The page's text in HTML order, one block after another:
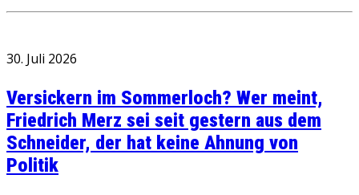
30. Juli 2026
Versickern im Sommerloch? Wer meint,
Friedrich Merz sei seit gestern aus dem
Schneider, der hat keine Ahnung von
Politik